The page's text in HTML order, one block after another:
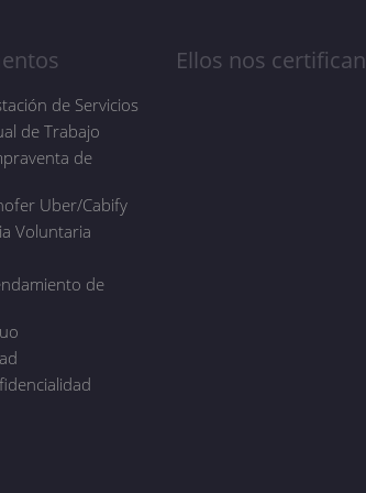
de Servicios
de Trabajo
de
Uber/Cabify
Voluntaria
de
Ellos nos certifican